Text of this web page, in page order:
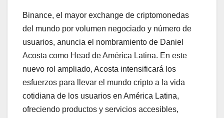
Binance, el mayor exchange de criptomonedas
del mundo por volumen negociado y número de
usuarios, anuncia el nombramiento de Daniel
Acosta como Head de América Latina. En este
nuevo rol ampliado, Acosta intensificará los
esfuerzos para llevar el mundo cripto a la vida
cotidiana de los usuarios en América Latina,
ofreciendo productos y servicios accesibles,